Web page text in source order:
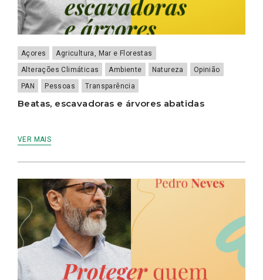
Açores
Agricultura, Mar e Florestas
Alterações Climáticas
Ambiente Natureza
Opinião
PAN
Pessoas Transparência
Beatas, escavadoras e árvores abatidas
VER MAIS